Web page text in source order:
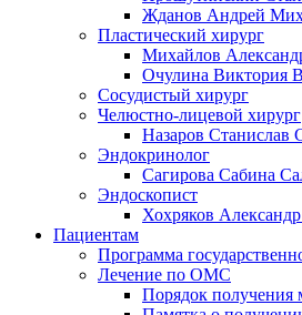
Жданов Андрей
Пластический хирург
Михайлов
Очулина Виктория
Сосудистый хирург
Челюстно-лицевой хирург
Назаров Станислав
Эндокринолог
Сагирова Сабина
Эндоскопист
Хохряков
Пациентам
Программа
Лечение по ОМС
Порядок